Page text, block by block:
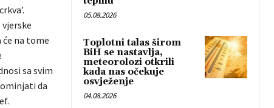
će na tome
sa svim
da
05.08.2026
Toplotni talas širom
BiH se nastavlja,
meteorolozi otkrili
kada nas očekuje
osvježenje
04.08.2026